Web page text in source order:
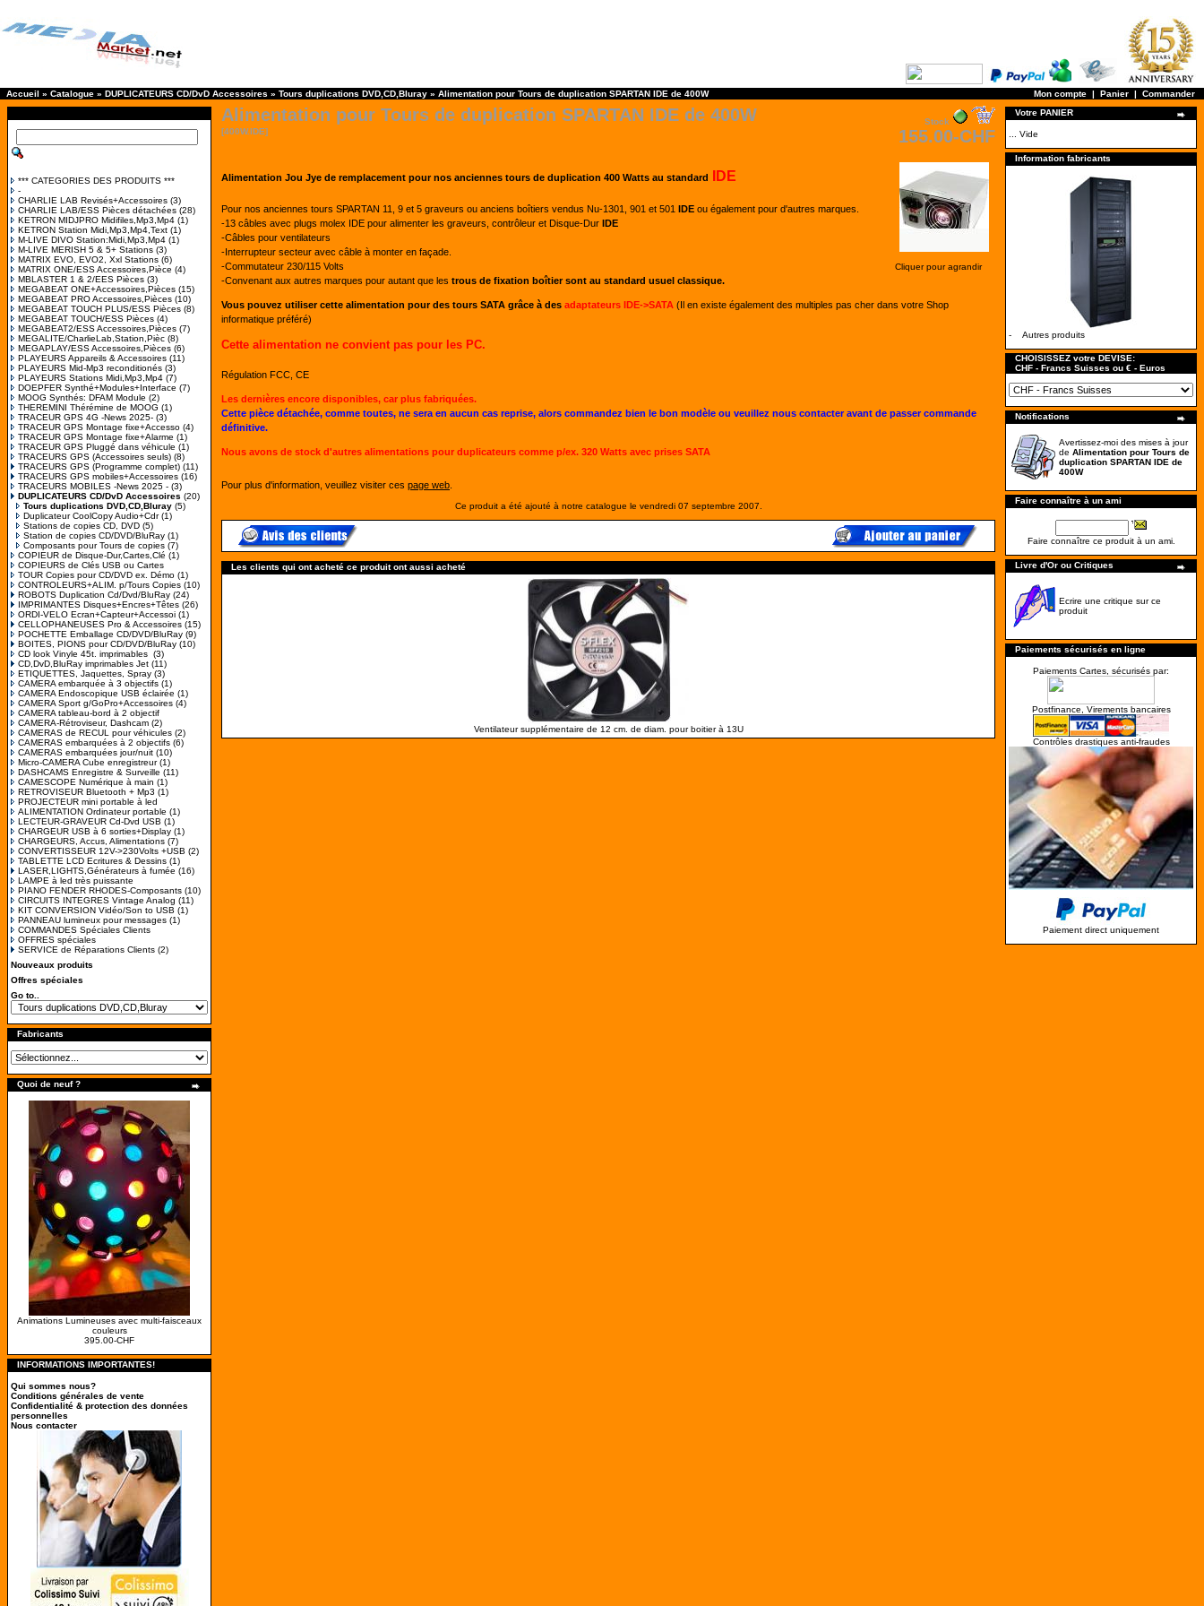
Accueil » Catalogue » DUPLICATEURS CD/DvD Accessoires » Tours duplications DVD,CD,Bluray » Alimentation pour Tours de duplication SPARTAN IDE de 400W Mon compte | Panier | Commander
*** CATEGORIES DES PRODUITS ***
-
CHARLIE LAB Revisés+Accessoires (3)
CHARLIE LAB/ESS Pièces détachées (28)
KETRON MIDJPRO Midifiles,Mp3,Mp4 (1)
KETRON Station Midi,Mp3,Mp4,Text (1)
M-LIVE DIVO Station:Midi,Mp3,Mp4 (1)
M-LIVE MERISH 5 & 5+ Stations (3)
MATRIX EVO, EVO2, Xxl Stations (6)
MATRIX ONE/ESS Accessoires,Pièce (4)
MBLASTER 1 & 2/EES Pièces (3)
MEGABEAT ONE+Accessoires,Pièces (15)
MEGABEAT PRO Accessoires,Pièces (10)
MEGABEAT TOUCH PLUS/ESS Pièces (8)
MEGABEAT TOUCH/ESS Pièces (4)
MEGABEAT2/ESS Accessoires,Pièces (7)
MEGALITE/CharlieLab,Station,Pièc (8)
MEGAPLAY/ESS Accessoires,Pièces (6)
PLAYEURS Appareils & Accessoires (11)
PLAYEURS Mid-Mp3 reconditionés (3)
PLAYEURS Stations Midi,Mp3,Mp4 (7)
DOEPFER Synthé+Modules+Interface (7)
MOOG Synthés: DFAM Module (2)
THEREMINI Thérémine de MOOG (1)
TRACEUR GPS 4G -News 2025- (3)
TRACEUR GPS Montage fixe+Accesso (4)
TRACEUR GPS Montage fixe+Alarme (1)
TRACEUR GPS Pluggé dans véhicule (1)
TRACEURS GPS (Accessoires seuls) (8)
TRACEURS GPS (Programme complet) (11)
TRACEURS GPS mobiles+Accessoires (16)
TRACEURS MOBILES -News 2025 - (3)
DUPLICATEURS CD/DvD Accessoires (20)
Tours duplications DVD,CD,Bluray (5)
Duplicateur CoolCopy Audio+Cdr(1)
Stations de copies CD, DVD (5)
Station de copies CD/DVD/BluRay (1)
Composants pour Tours de copies (7)
COPIEUR de Disque-Dur,Cartes,Clé (1)
COPIEURS de Clés USB ou Cartes
TOUR Copies pour CD/DVD ex. Démo (1)
CONTROLEURS+ALIM. p/Tours Copies (10)
ROBOTS Duplication Cd/Dvd/BluRay (24)
IMPRIMANTES Disques+Encres+Têtes (26)
ORDI-VELO Ecran+Capteur+Accessoi (1)
CELLOPHANEUSES Pro & Accessoires (15)
POCHETTE Emballage CD/DVD/BluRay (9)
BOITES, PIONS pour CD/DVD/BluRay (10)
CD look Vinyle 45t. imprimables (3)
CD,DvD,BluRay imprimables Jet (11)
ETIQUETTES, Jaquettes, Spray (3)
CAMERA embarquée à 3 objectifs (1)
CAMERA Endoscopique USB éclairée (1)
CAMERA Sport g/GoPro+Accessoires (4)
CAMERA tableau-bord à 2 objectif
CAMERA-Rétroviseur, Dashcam (2)
CAMERAS de RECUL pour véhicules (2)
CAMERAS embarquées à 2 objectifs (6)
CAMERAS embarquées jour/nuit (10)
Micro-CAMERA Cube enregistreur(1)
DASHCAMS Enregistre & Surveille (11)
CAMESCOPE Numérique à main (1)
RETROVISEUR Bluetooth + Mp3 (1)
PROJECTEUR mini portable à led
ALIMENTATION Ordinateur portable (1)
LECTEUR-GRAVEUR Cd-Dvd USB (1)
CHARGEUR USB à 6 sorties+Display (1)
CHARGEURS, Accus, Alimentations (7)
CONVERTISSEUR 12V->230Volts +USB (2)
TABLETTE LCD Ecritures & Dessins (1)
LASER,LIGHTS,Générateurs à fumée (16)
LAMPE à led très puissante
PIANO FENDER RHODES-Composants (10)
CIRCUITS INTEGRES Vintage Analog (11)
KIT CONVERSION Vidéo/Son to USB (1)
PANNEAU lumineux pour messages (1)
COMMANDES Spéciales Clients
OFFRES spéciales
SERVICE de Réparations Clients (2)
Nouveaux produits
Offres spéciales
Go to..
Fabricants
Quoi de neuf ?
Animations Lumineuses avec multi-faisceaux
couleurs
395.00-CHF
INFORMATIONS IMPORTANTES!
Qui sommes nous?
Conditions générales de vente
Confidentialité & protection des données
personnelles
Nous contacter
Alimentation pour Tours de duplication SPARTAN IDE de 400W
Stock
[400W.IDE]
155.00-CHF
Cliquer pour agrandir
Alimentation Jou Jye de remplacement pour nos anciennes tours de duplication 400 Watts au standard IDE
Pour nos anciennes tours SPARTAN 11, 9 et 5 graveurs ou anciens boîtiers vendus Nu-1301, 901 et 501 IDE ou également pour d'autres marques.
-13 câbles avec plugs molex IDE pour alimenter les graveurs, contrôleur et Disque-Dur IDE
-Câbles pour ventilateurs
-Interrupteur secteur avec câble à monter en façade.
-Commutateur 230/115 Volts
-Convenant aux autres marques pour autant que les trous de fixation boîtier sont au standard usuel classique.
Vous pouvez utiliser cette alimentation pour des tours SATA grâce à des adaptateurs IDE->SATA (Il en existe également des multiples pas cher dans votre Shop
informatique préféré)
Cette alimentation ne convient pas pour les PC.
Régulation FCC, CE
Les dernières encore disponibles, car plus fabriquées.
Cette pièce détachée, comme toutes, ne sera en aucun cas reprise, alors commandez bien le bon modèle ou veuillez nous contacter avant de passer commande
définitive.
Nous avons de stock d'autres alimentations pour duplicateurs comme p/ex. 320 Watts avec prises SATA
Pour plus d'information, veuillez visiter ces page web
Ce produit a été ajouté à notre catalogue le vendredi 07 septembre 2007.
Les clients qui ont acheté ce produit ont aussi acheté
Ventilateur supplémentaire de 12 cm. de diam. pour boitier à 13U
Votre PANIER
... Vide
Information fabricants
- Autres produits
CHOISISSEZ votre DEVISE:
CHF - Francs Suisses ou € - Euros
Notifications
Avertissez-moi des mises à jour
de Alimentation pour Tours de
duplication SPARTAN IDE de
400W
Faire connaître à un ami
Faire connaître ce produit à un ami.
Livre d'Or ou Critiques
Ecrire une critique sur ce
produit
Paiements sécurisés en ligne
Paiements Cartes, sécurisés par:
Postfinance, Virements bancaires
Contrôles drastiques anti-fraudes
Paiement direct uniquement